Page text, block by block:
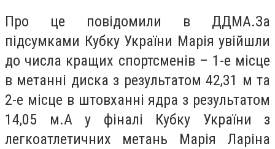
Про це повідомили в ДДМА.За
підсумками Кубку України Марія увійшли
до числа кращих спортсменів – 1-е місце
в метанні диска з результатом 42,31 м та
2-е місце в штовханні ядра з результатом
14,05 м.А у фіналі Кубку України з
легкоатлетичних метань Марія Ларіна